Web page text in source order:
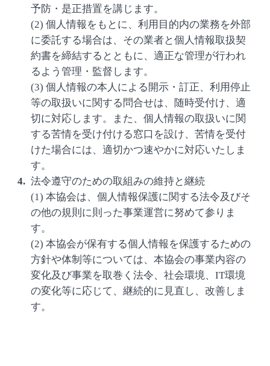
予防・是正措置を講じます。
(2) 個人情報をもとに、利用目的内の業務を外部
に委託する場合は、その業者と個人情報取扱契
約書を締結するとともに、適正な管理が行われ
るよう管理・監督します。
(3) 個人情報の本人による開示・訂正、利用停止
等の取扱いに関する問合せは、随時受付け、適
切に対応します。また、個人情報の取扱いに関
する苦情を受け付ける窓口を設け、苦情を受付
けた場合には、適切かつ速やかに対応いたしま
す。
法令遵守のための取組みの維持と継続
(1) 本協会は、個人情報保護に関する法令及びそ
の他の規則に則った事業運営に努めて参りま
す。
(2) 本協会が保有する個人情報を保護するための
方針や体制等については、本協会の事業内容の
変化及び事業を取巻く法令、社会環境、IT環境
の変化等に応じて、継続的に見直し、改善しま
す。